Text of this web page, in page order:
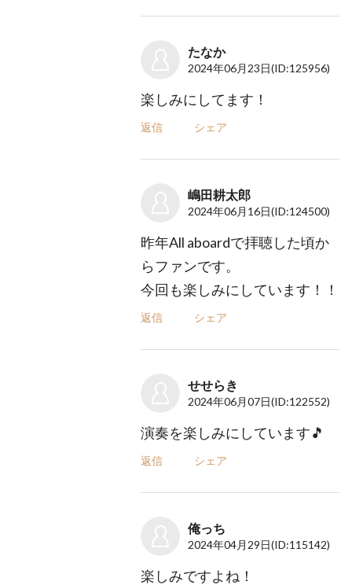
たなか
2024年06月23日(ID:125956)
楽しみにしてます！
返信 シェア
嶋田耕太郎
2024年06月16日(ID:124500)
昨年All aboardで拝聴した頃か
らファンです。
今回も楽しみにしています！！
返信 シェア
せせらき
2024年06月07日(ID:122552)
演奏を楽しみにしています🎵
返信 シェア
俺っち
2024年04月29日(ID:115142)
楽しみですよね！